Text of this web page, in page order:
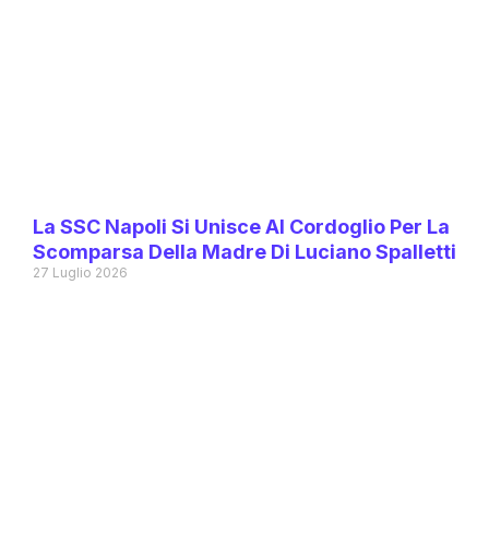
La SSC Napoli Si Unisce Al Cordoglio Per La
Scomparsa Della Madre Di Luciano Spalletti
27 Luglio 2026